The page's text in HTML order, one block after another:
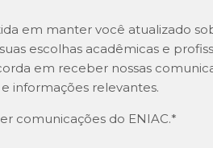
em manter você atualizado
escolhas acadêmicas e
em receber nossas
informações relevantes.
comunicações do ENIAC.*